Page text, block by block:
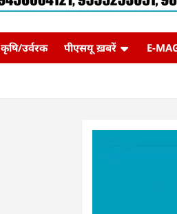
कृषि/उर्वरक पीएसयू ख़बरें E-